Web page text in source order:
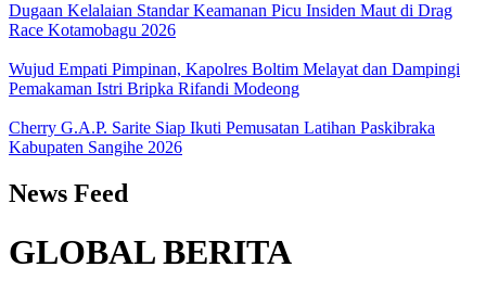
Dugaan Kelalaian Standar Keamanan Picu Insiden Maut di Drag
Race Kotamobagu 2026
Wujud Empati Pimpinan, Kapolres Boltim Melayat dan Dampingi
Pemakaman Istri Bripka Rifandi Modeong
Cherry G.A.P. Sarite Siap Ikuti Pemusatan Latihan Paskibraka
Kabupaten Sangihe 2026
News Feed
GLOBAL BERITA